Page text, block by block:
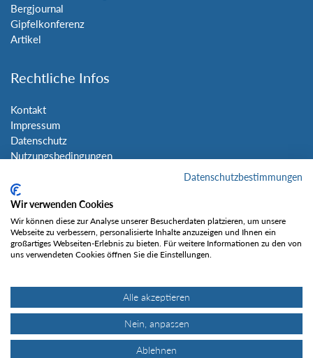
Bergjournal
Gipfelkonferenz
Artikel
Rechtliche Infos
Kontakt
Impressum
Datenschutz
Nutzungsbedingungen
Social Media
Gefällt mir
Datenschutzbestimmungen
Wir verwenden Cookies
Wir können diese zur Analyse unserer Besucherdaten platzieren, um unsere
Webseite zu verbessern, personalisierte Inhalte anzuzeigen und Ihnen ein
großartiges Webseiten-Erlebnis zu bieten. Für weitere Informationen zu den von
uns verwendeten Cookies öffnen Sie die Einstellungen.
Alle akzeptieren
Nein, anpassen
Ablehnen